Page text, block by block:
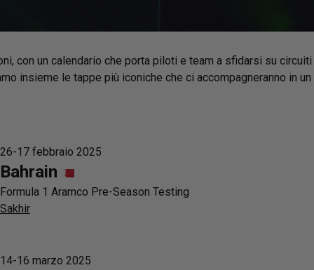
con un calendario che porta piloti e team a sfidarsi su
insieme le tappe più iconiche che ci accompagneranno in
26-17 febbraio 2025
Bahrain
Formula 1 Aramco Pre-Season Testing
Sakhir
14-16 marzo 2025